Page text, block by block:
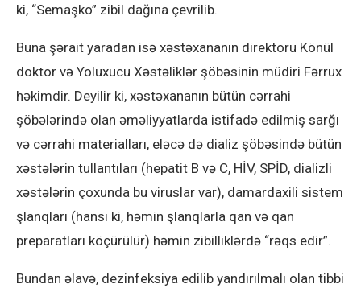
ki, “Semaşko” zibil dağına çevrilib.
Buna şərait yaradan isə xəstəxananın direktoru Könül
doktor və Yoluxucu Xəstəliklər şöbəsinin müdiri Fərrux
həkimdir. Deyilir ki, xəstəxananın bütün cərrahi
şöbələrində olan əməliyyatlarda istifadə edilmiş sarğı
və cərrahi materialları, eləcə də dializ şöbəsində bütün
xəstələrin tullantıları (hepatit B və C, HİV, SPİD, dializli
xəstələrin çoxunda bu viruslar var), damardaxili sistem
şlanqları (hansı ki, həmin şlanqlarla qan və qan
preparatları köçürülür) həmin zibilliklərdə “rəqs edir”.
Bundan əlavə, dezinfeksiya edilib yandırılmalı olan tibbi